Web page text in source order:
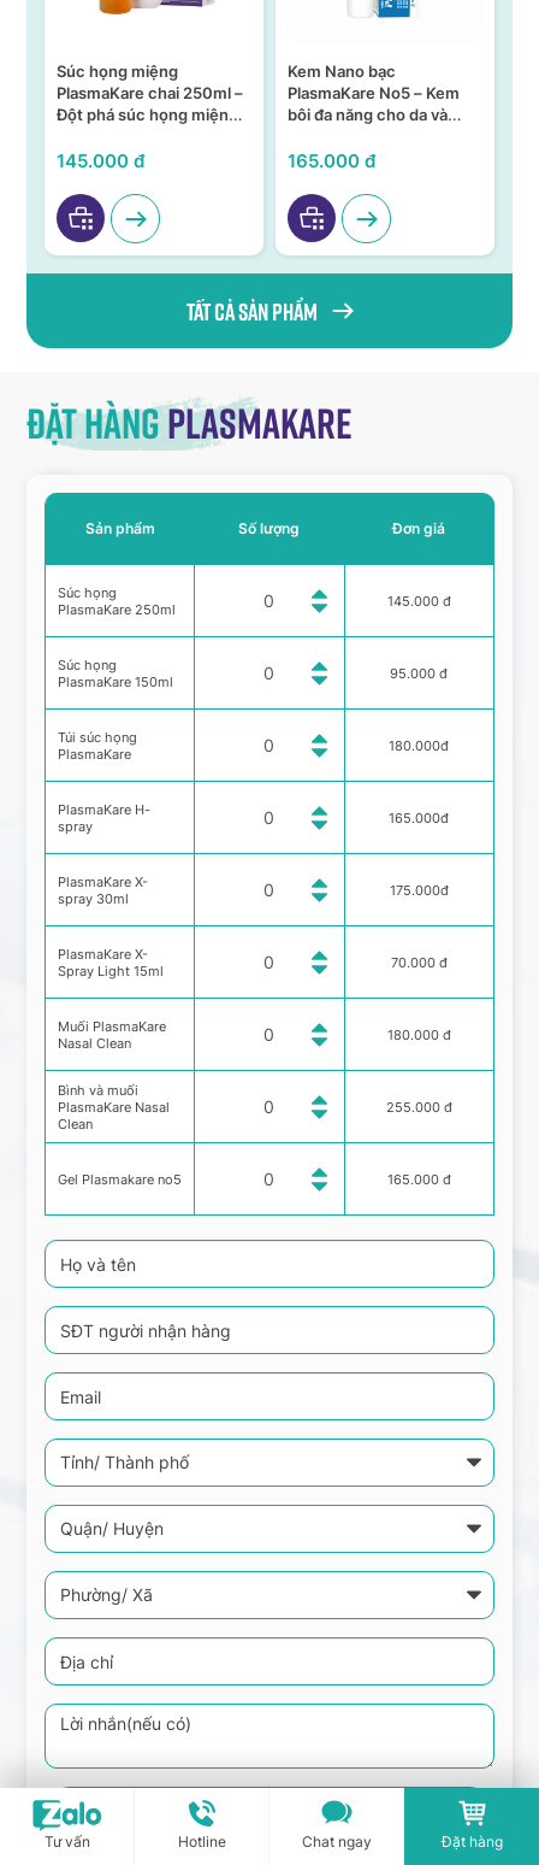
miệng
chai 250ml –
súc họng miệng
Kem Nano bạc
PlasmaKare No5 – Kem
bôi đa năng cho da và
PLASMAKARE
150ML –
Tất cả sản phẩm
Đặt hàngPlasmakare
Sản phẩm
Súc họng
PlasmaKare 250ml
Súc họng
PlasmaKare 150ml
Túi súc họng
PlasmaKare
PlasmaKare H-
spray
PlasmaKare X-
spray 30ml
PlasmaKare X-
Spray Light 15ml
Muối PlasmaKare
Nasal Clean
Bình và muối
PlasmaKare Nasal
Clean
Gel Plasmakare no5
Số lượng Đơn giá
145.000 đ
95.000 đ
180.000đ
165.000đ
175.000đ
70.000 đ
180.000 đ
255.000 đ
165.000 đ
Tư vấn Hotline Chat ngay Đặt hàng